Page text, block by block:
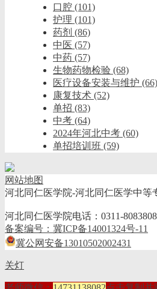
口腔 (101)
护理 (101)
药剂 (86)
中医 (57)
中药 (57)
生物药物检验 (68)
医疗设备安装与维护 (66)
康复技术 (52)
单招 (83)
中考 (64)
2024年河北中考 (60)
单招培训班 (59)
网站地图
河北同仁医学院-河北同仁医学中等
河北同仁医学院电话：0311-
备案编号：冀ICP备14001324号-11
冀公网安备13010502002431
关灯